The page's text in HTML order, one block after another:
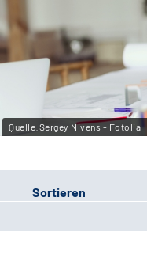
Quelle:Sergey Nivens - Fotolia
Sortieren